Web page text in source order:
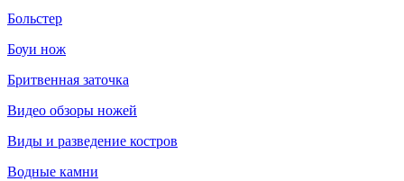
Больстер
Боуи нож
Бритвенная заточка
Видео обзоры ножей
Виды и разведение костров
Водные камни